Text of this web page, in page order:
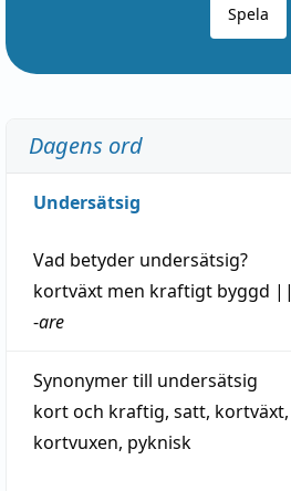
Spela
Dagens ord
Undersätsig
Vad betyder undersätsig?
kortväxt men kraftigt byggd ||
-are
Synonymer till undersätsig
kort och kraftig, satt, kortväxt,
kortvuxen, pyknisk